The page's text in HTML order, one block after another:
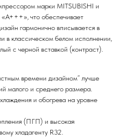
марки MITSUBISHI и
что обеспечивает
гармонично вписывается в
в классическом белом исполнении,
с черной вставкой (контраст).
времени дизайном” лучше
малого и среднего размера.
и обогрева на уровне
(ПГП) и высокая
хладагенту R32.